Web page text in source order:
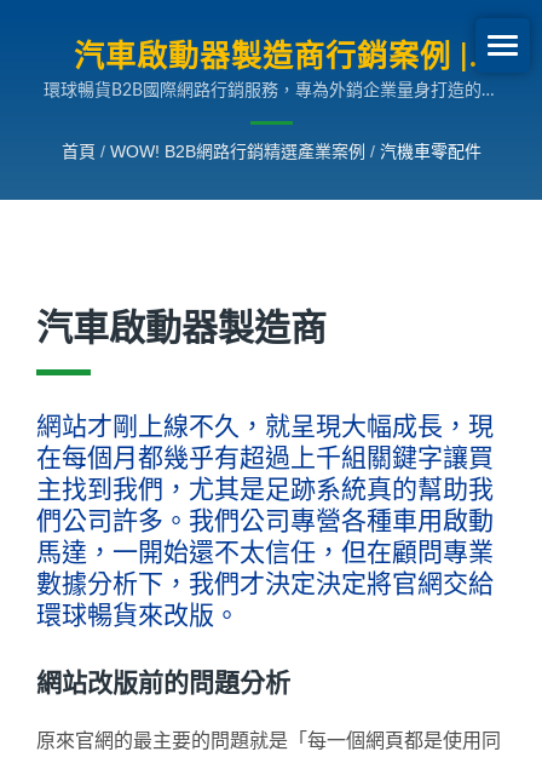
汽車啟動器製造商行銷案例 |
B2B網路行銷SEO成長案例
環球暢貨B2B國際網路行銷服務，專為外銷企業量身打造的多
首頁 / WOW! B2B網路行銷精選產業案例 / 汽機車零配件
汽車啟動器製造商
網站才剛上線不久，就呈現大幅成長，現
在每個月都幾乎有超過上千組關鍵字讓買
主找到我們，尤其是足跡系統真的幫助我
們公司許多。我們公司專營各種車用啟動
馬達，一開始還不太信任，但在顧問專業
數據分析下，我們才決定決定將官網交給
環球暢貨來改版。
網站改版前的問題分析
原來官網的最主要的問題就是「每一個網頁都是使用同